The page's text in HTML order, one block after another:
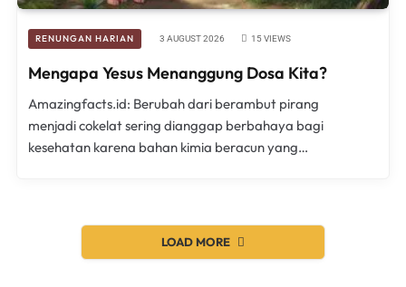
RENUNGAN HARIAN 3 AUGUST 2026 15VIEWS
Mengapa Yesus Menanggung Dosa Kita?
Amazingfacts.id: Berubah dari berambut pirang
menjadi cokelat sering dianggap berbahaya bagi
kesehatan karena bahan kimia beracun yang…
LOAD MORE